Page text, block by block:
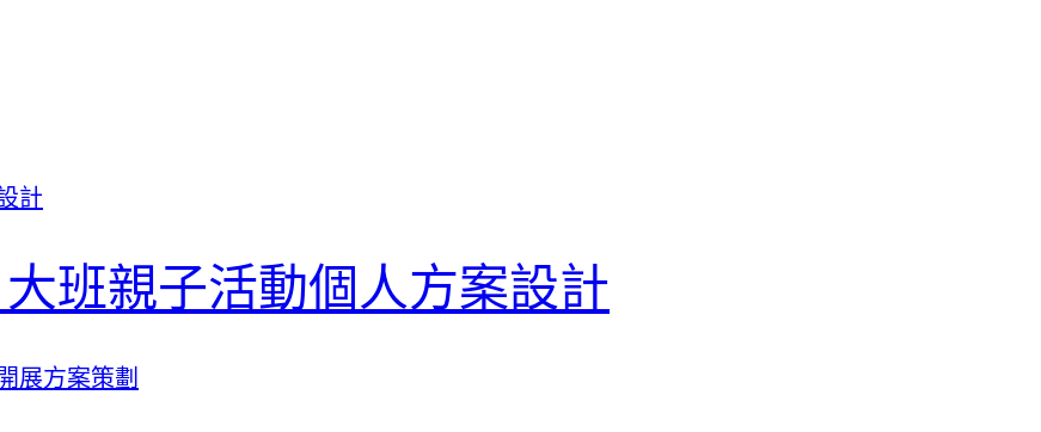
班親子活動個人方案設計